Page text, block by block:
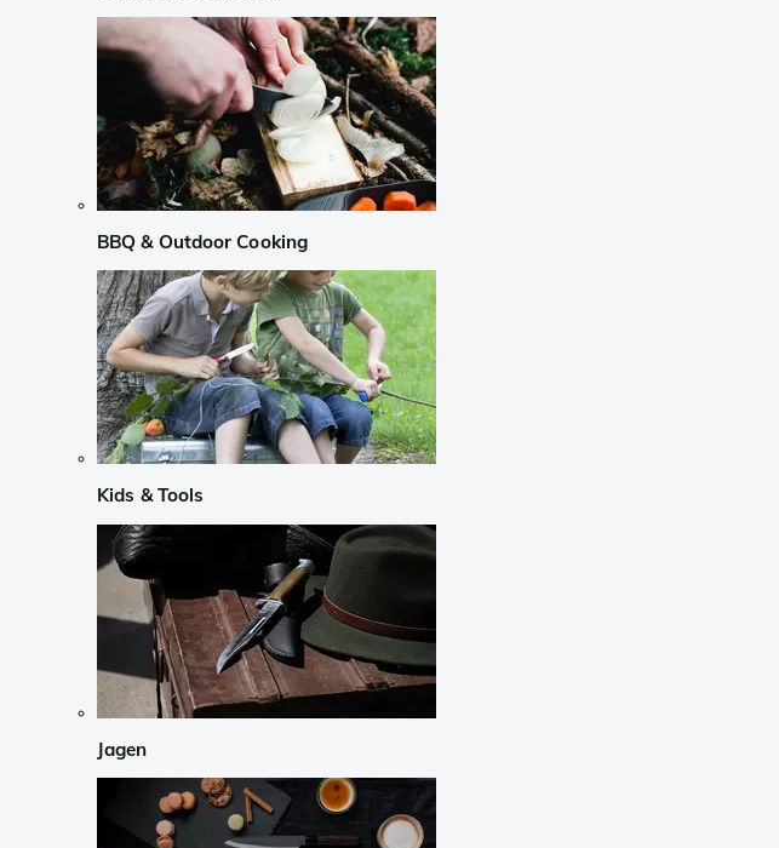
BBQ & Outdoor Cooking
Kids & Tools
Jagen